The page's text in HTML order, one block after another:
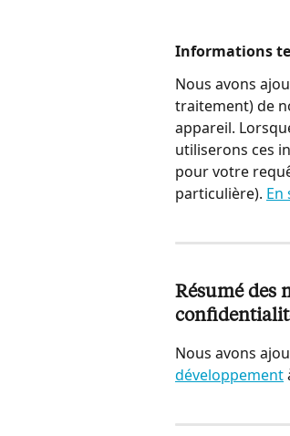
Informations
Nous avons
traitement) de
appareil.
utiliserons ces
pour votre
particulière). En
Résumé des
Nous avons
développement